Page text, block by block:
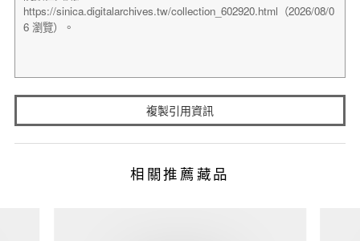
複製引用資訊
相關推薦藏品